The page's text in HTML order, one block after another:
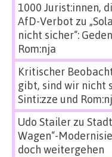
1000 Jurist:innen,
AfD-Verbot zu
nicht sicher“:
Rom:nja
Kritischer
gibt, sind wir nicht
Sinti:zze und
Udo Stailerzu
Wagen“-
doch weitergehen